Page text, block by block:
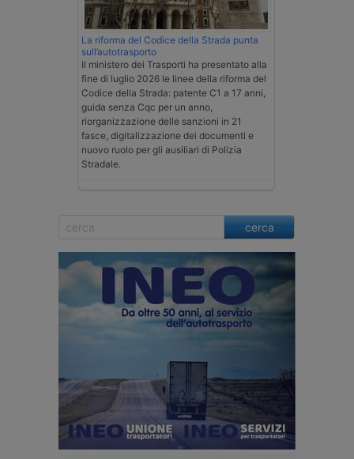
La riforma del Codice della Strada punta
sull’autotrasporto
Il ministero dei Trasporti ha presentato alla
fine di luglio 2026 le linee della riforma del
Codice della Strada: patente C1 a 17 anni,
guida senza Cqc per un anno,
riorganizzazione delle sanzioni in 21
fasce, digitalizzazione dei documenti e
nuovo ruolo per gli ausiliari di Polizia
Stradale.
cerca